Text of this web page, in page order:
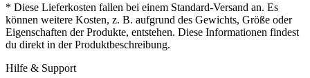
* Diese Lieferkosten fallen bei einem Standard-Versand an. Es
können weitere Kosten, z. B. aufgrund des Gewichts, Größe oder
Eigenschaften der Produkte, entstehen. Diese Informationen findest
du direkt in der Produktbeschreibung.
Hilfe & Support